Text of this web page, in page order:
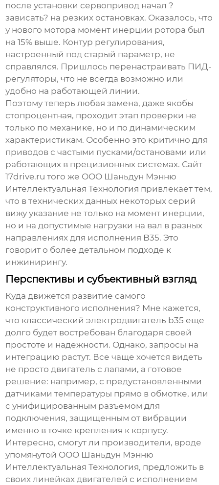
после установки сервопривод начал ?
зависать? на резких остановках. Оказалось, что
у нового мотора момент инерции ротора был
на 15% выше. Контур регулирования,
настроенный под старый параметр, не
справлялся. Пришлось перенастраивать ПИД-
регуляторы, что не всегда возможно или
удобно на работающей линии.
Поэтому теперь любая замена, даже якобы
стопроцентная, проходит этап проверки не
только по механике, но и по динамическим
характеристикам. Особенно это критично для
приводов с частыми пусками/остановами или
работающих в прецизионных системах. Сайт
17drive.ru того же ООО Шаньдун Мэнню
Интеллектуальная Технология привлекает тем,
что в технических данных некоторых серий
вижу указание не только на момент инерции,
но и на допустимые нагрузки на вал в разных
направлениях для исполнения B35. Это
говорит о более детальном подходе к
инжинирингу.
Перспективы и субъективный взгляд
Куда движется развитие самого
конструктивного исполнения? Мне кажется,
что классическийэлектродвигатель b35 еще
долго будет востребован благодаря своей
простоте и надежности. Однако, запросы на
интеграцию растут. Все чаще хочется видеть
не просто двигатель с лапами, а готовое
решение: например, с предустановленными
датчиками температуры прямо в обмотке, или
с унифицированным разъемом для
подключения, защищенным от вибрации
именно в точке крепления к корпусу.
Интересно, смогут ли производители, вроде
упомянутой ООО Шаньдун Мэнню
Интеллектуальная Технология, предложить в
своих линейках двигателей с исполнением